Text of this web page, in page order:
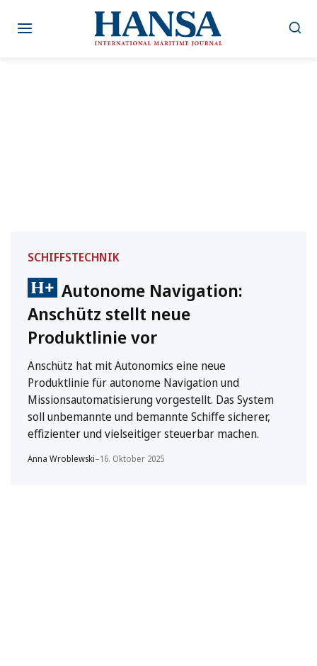
Inhalt
SCHIFFSTECHNIK
Autonome Navigation:
Anschütz stellt neue
Produktlinie vor
Anschütz hat mit Autonomics eine neue
Produktlinie für autonome Navigation und
Missionsautomatisierung vorgestellt. Das System
soll unbemannte und bemannte Schiffe sicherer,
effizienter und vielseitiger steuerbar machen.
Anna Wroblewski–16. Oktober 2025